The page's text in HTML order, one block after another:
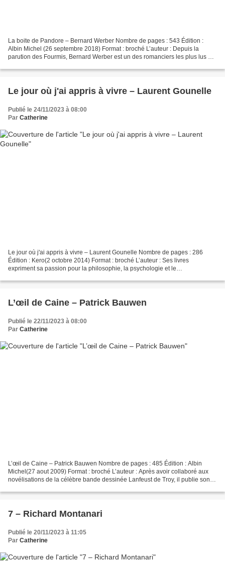
La boite de Pandore – Bernard Werber Nombre de pages : 543 Édition :
Albin Michel (26 septembre 2018) Format : broché L’auteur : Depuis la
parution des Fourmis, Bernard Werber est un des romanciers les plus lus en
Le jour où j'ai appris à vivre – Laurent Gounelle
Publié le 24/11/2023 à 08:00
Par Catherine
Le jour où j'ai appris à vivre – Laurent Gounelle Nombre de pages : 286
Édition : Kero(2 octobre 2014) Format : broché L’auteur : Ses livres
expriment sa passion pour la philosophie, la psychologie et le
L’œil de Caine – Patrick Bauwen
Publié le 22/11/2023 à 08:00
Par Catherine
L’œil de Caine – Patrick Bauwen Nombre de pages : 485 Édition : Albin
Michel(27 aout 2009) Format : broché L’auteur : Après avoir collaboré aux
novélisations de la célèbre bande dessinée Lanfeust de Troy, il publie son
7 – Richard Montanari
Publié le 20/11/2023 à 11:05
Par Catherine